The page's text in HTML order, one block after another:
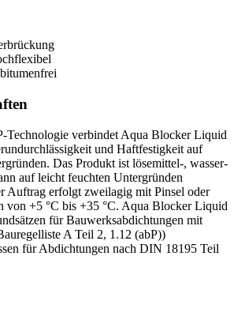
Technologie verbindet Aqua Blocker Liquid
und Haftfestigkeit auf
Das Produkt ist lösemittel-, wasser-
auf leicht feuchten Untergründen
Auftrag erfolgt zweilagig mit Pinsel oder
von +5 °C bis +35 °C. Aqua Blocker Liquid
für Bauwerksabdichtungen mit
A Teil 2, 1.12 (abP))
für Abdichtungen nach DIN 18195 Teil